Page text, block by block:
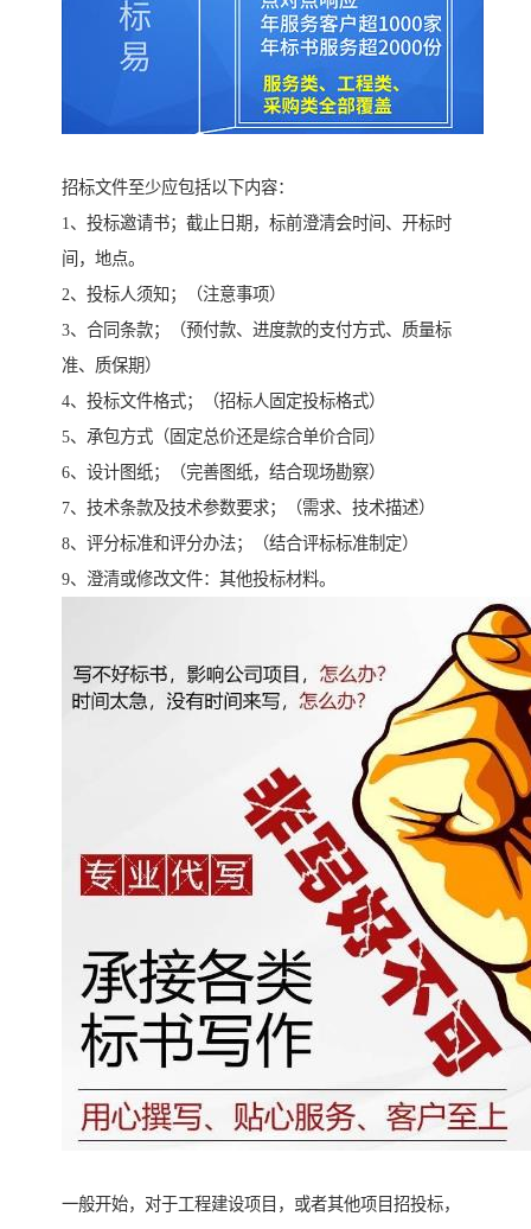
招标文件至少应包括以下内容：
1、投标邀请书；截止日期，标前澄清会时间、开标时
间，地点。
2、投标人须知；（注意事项）
3、合同条款；（预付款、进度款的支付方式、质量标
准、质保期）
4、投标文件格式；（招标人固定投标格式）
5、承包方式（固定总价还是综合单价合同）
6、设计图纸；（完善图纸，结合现场勘察）
7、技术条款及技术参数要求；（需求、技术描述）
8、评分标准和评分办法；（结合评标标准制定）
9、澄清或修改文件：其他投标材料。
一般开始，对于工程建设项目，或者其他项目招投标，